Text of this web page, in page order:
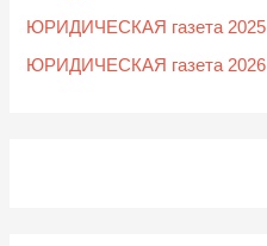
ЮРИДИЧЕСКАЯ газета 2025
ЮРИДИЧЕСКАЯ газета 2026